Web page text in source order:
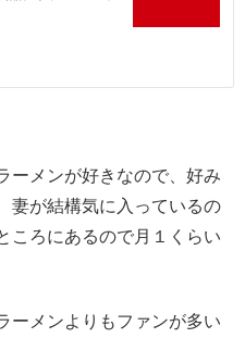
ーメンが好きなので、好み
妻が結構気に入っているの
ころにあるので月１くらい
ーメンよりもファンが多い